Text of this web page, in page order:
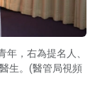
，右為提名人、
生。(醫管局視頻